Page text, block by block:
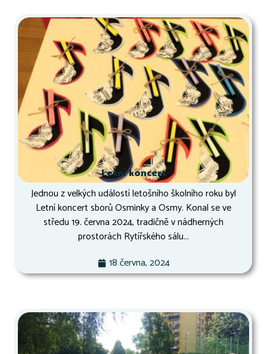
Letní koncert
Jednou z velkých událostí letošního školního roku byl
Letní koncert sborů Osminky a Osmy. Konal se ve
středu 19. června 2024, tradičně v nádherných
prostorách Rytířského sálu...
18 června, 2024